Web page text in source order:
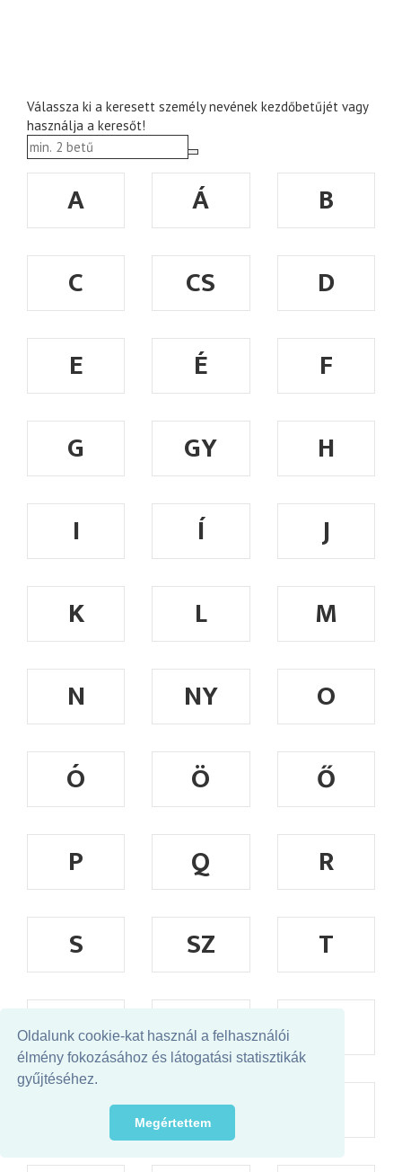
Oldalunk cookie-kat használ a felhasználói
élmény fokozásához és látogatási statisztikák
gyűjtéséhez.
Megértettem
Válassza ki a keresett személy nevének kezdőbetűjét vagy
használja a keresőt!
A Á
B
C
CS
D
E
É
F
G
GY
H
I
Í
J
K
L
M
N
NY
O
Ó
Ö
Ő
P
Q
R
S
SZ
T
TY
U
Ű